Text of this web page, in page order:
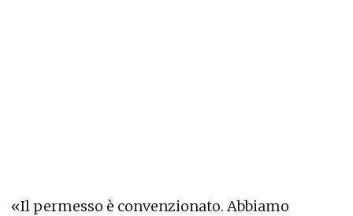
«Il permesso è convenzionato. Abbiamo